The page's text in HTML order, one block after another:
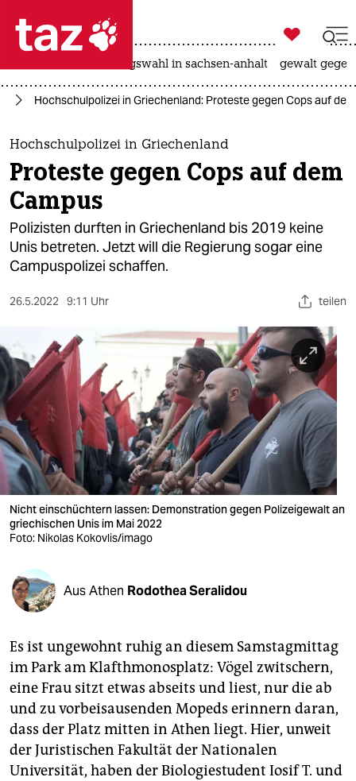
 taz zahl ich
taz zahl ich
themen
politik
öko
gesellschaft
berlin
nord
wahrheit
verlag
verlag
veranstaltungen
fragen & hilfe
abo
genossenschaft
epaper login

taz zahl ich
landtagswahl in sachsen-anhalt gewalt
Hochschulpolizei in Griechenland: Proteste gegen Cops auf
Hochschulpolizei in Griechenland
Proteste gegen Cops auf dem
Campus
Polizisten durften in Griechenland bis 2019 keine
Unis betreten. Jetzt will die Regierung sogar eine
Campuspolizei schaffen.
26.5.2022 9:11 Uhr teilen
Nicht einschüchtern lassen: Demonstration gegen Polizeigewalt an
griechischen Unis im Mai 2022
Foto: Nikolas Kokovlis/imago
Aus Athen Rodothea Seralidou
Es ist ungewohnt ruhig an diesem Samstagmittag
im Park am Klafthmonosplatz: Vögel zwitschern,
eine Frau sitzt etwas abseits und liest, nur die ab
und zu vorbeisausenden Mopeds erinnern daran,
dass der Platz mitten in Athen liegt. Hier, unweit
der Juristischen Fakultät der Nationalen
Universität, haben der Biologiestudent Iosif T. und